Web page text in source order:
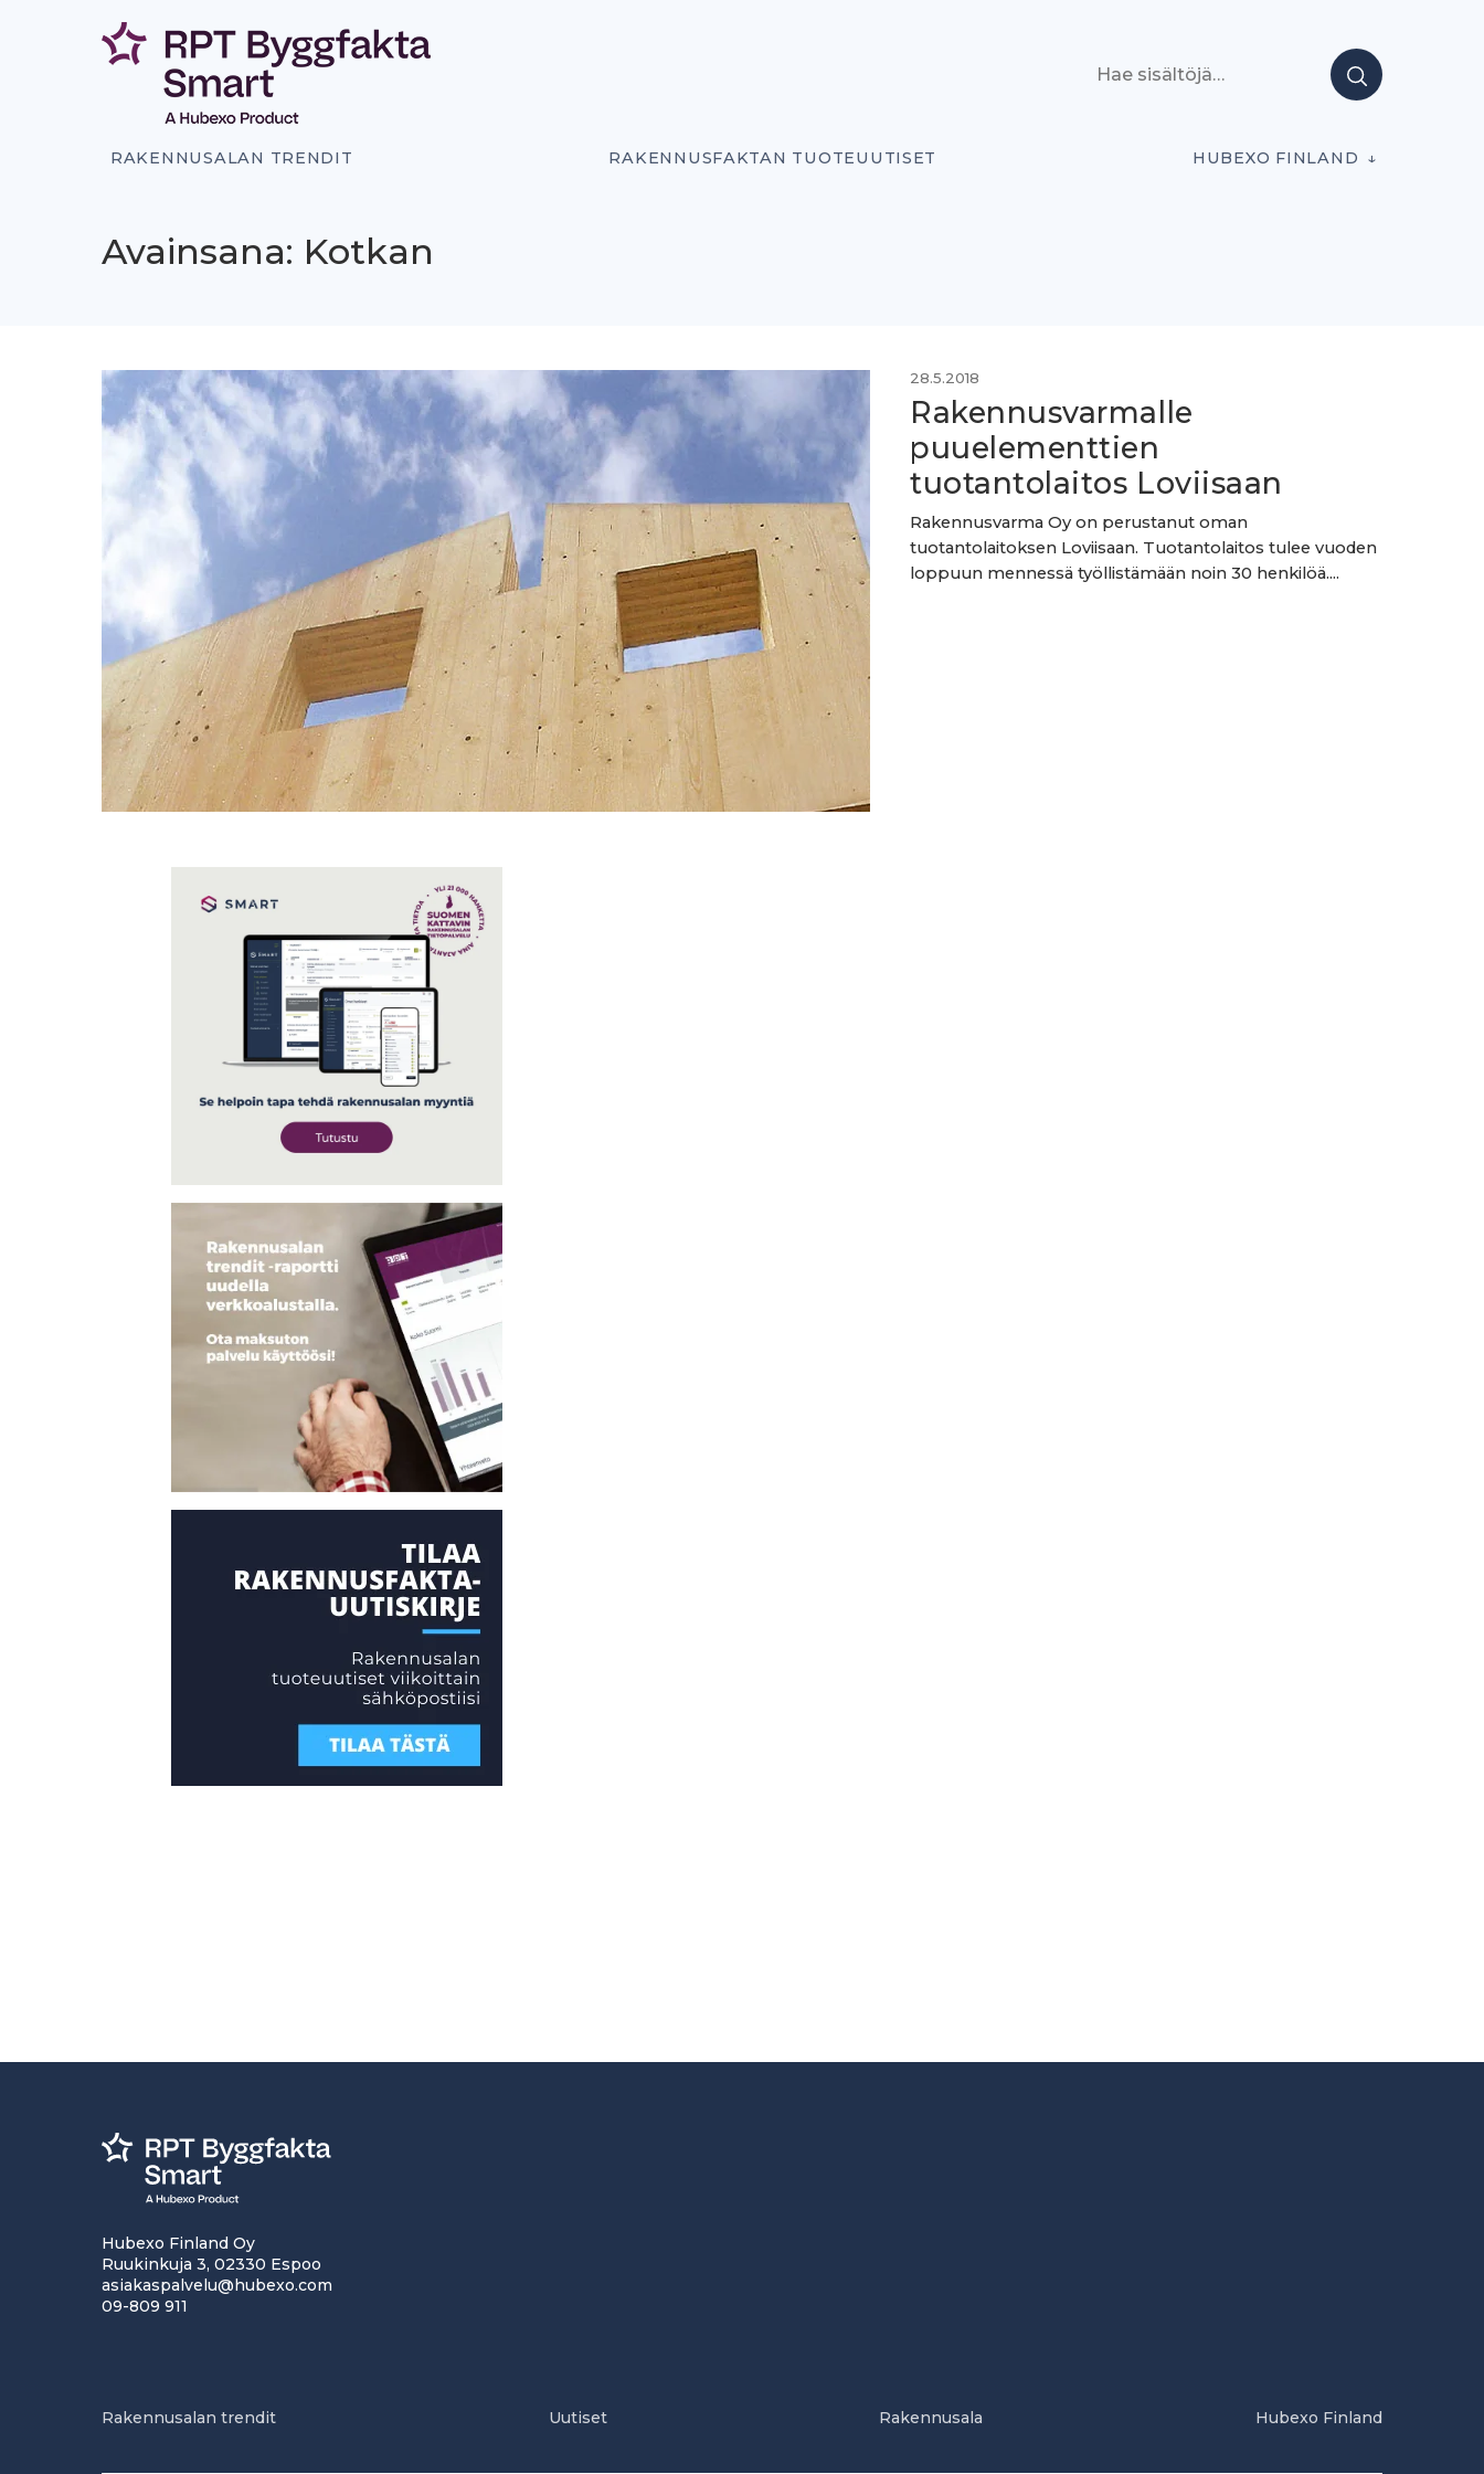
RAKENNUSALAN TRENDIT RAKENNUSFAKTAN TUOTEUUTISET HUBEXO FINLAND
Avainsana: Kotkan
28.5.2018
Rakennusvarmalle
puuelementtien
tuotantolaitos Loviisaan
Rakennusvarma Oy on perustanut oman
tuotantolaitoksen Loviisaan. Tuotantolaitos tulee vuoden
loppuun mennessä työllistämään noin 30 henkilöä....
Hubexo Finland Oy
Ruukinkuja 3, 02330 Espoo
asiakaspalvelu@hubexo.com
09-809 911
Rakennusalan trendit Uutiset Rakennusala Hubexo Finland